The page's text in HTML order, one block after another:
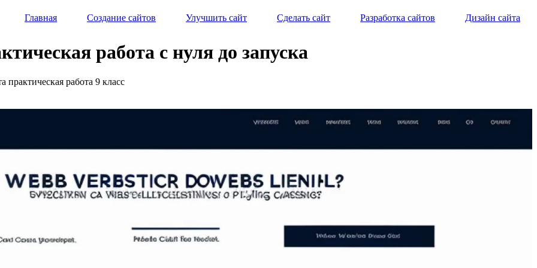
Главная Создание сайтов Улучшить сайт Сделать сайт Разработка сайтов Дизайн сайта
работа с нуля до запуска
практическая работа 9 класс